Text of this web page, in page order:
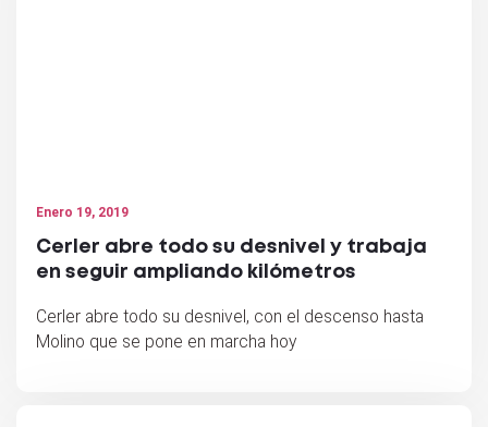
Enero 19, 2019
Cerler abre todo su desnivel y trabaja
en seguir ampliando kilómetros
Cerler abre todo su desnivel, con el descenso hasta
Molino que se pone en marcha hoy